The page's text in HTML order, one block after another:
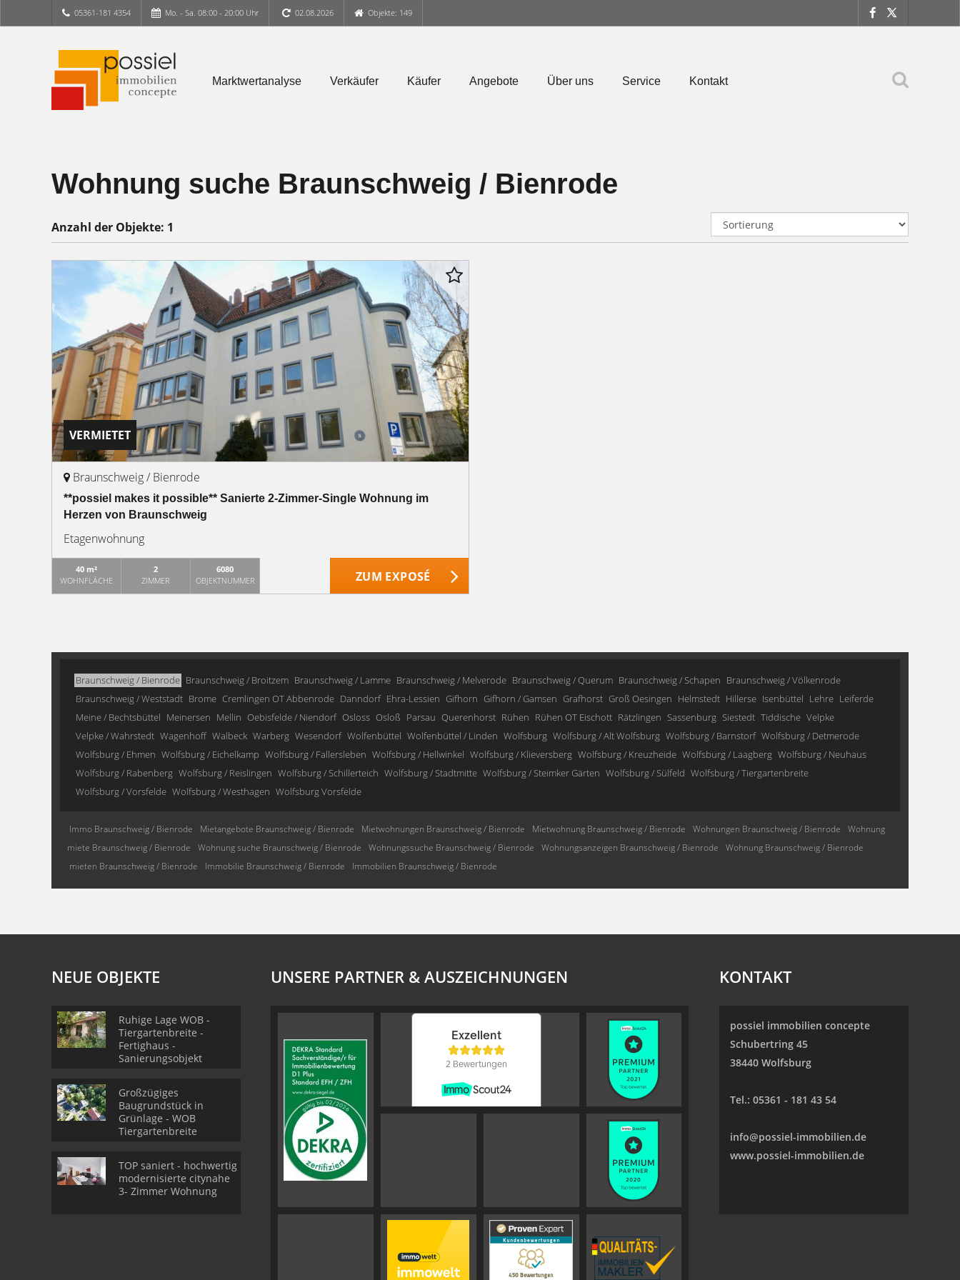
05361-181 4354 Mo. - Sa. 08:00 - 20:00 Uhr 02.08.2026 Objekte: 149
Marktwertanalyse Verkäufer Käufer Angebote Über uns Service Kontakt
Wohnung suche Braunschweig / Bienrode
Anzahl der Objekte: 1
VERMIETET
Braunschweig / Bienrode
**possiel makes it possible** Sanierte 2-Zimmer-Single Wohnung im
Herzen von Braunschweig
Etagenwohnung
40 m²
WOHNFLÄCHE
2
ZIMMER
6080
OBJEKTNUMMER
ZUM EXPOSÉ
Braunschweig / Bienrode Braunschweig / Broitzem Braunschweig / Lamme Braunschweig / Melverode Braunschweig / Querum Braunschweig / Schapen Braunschweig / Völkenrode
Braunschweig / Weststadt Brome Cremlingen OT Abbenrode Danndorf Ehra-Lessien Gifhorn Gifhorn / Gamsen Grafhorst Groß Oesingen Helmstedt Hillerse Isenbüttel Lehre Leiferde
Meine / Bechtsbüttel Meinersen Mellin Oebisfelde / Niendorf Osloss Osloß Parsau Querenhorst Rühen Rühen OT Eischott Rätzlingen Sassenburg Siestedt Tiddische Velpke
Velpke / Wahrstedt Wagenhoff Walbeck Warberg Wesendorf Wolfenbüttel Wolfenbüttel / Linden Wolfsburg Wolfsburg / Alt Wolfsburg Wolfsburg / Barnstorf Wolfsburg / Detmerode
Wolfsburg / Ehmen Wolfsburg / Eichelkamp Wolfsburg / Fallersleben Wolfsburg / Hellwinkel Wolfsburg / Klieversberg Wolfsburg / Kreuzheide Wolfsburg / Laagberg Wolfsburg / Neuhaus
Wolfsburg / Rabenberg Wolfsburg / Reislingen Wolfsburg / Schillerteich Wolfsburg / Stadtmitte Wolfsburg / Steimker Gärten Wolfsburg / Sülfeld Wolfsburg / Tiergartenbreite
Wolfsburg / Vorsfelde Wolfsburg / Westhagen Wolfsburg Vorsfelde
Immo Braunschweig / Bienrode Mietangebote Braunschweig / Bienrode Mietwohnungen Braunschweig / Bienrode Mietwohnung Braunschweig / Bienrode Wohnungen Braunschweig / Bienrode
Wohnung
miete Braunschweig / Bienrode
Wohnung suche Braunschweig / Bienrode Wohnungssuche Braunschweig / Bienrode Wohnungsanzeigen Braunschweig / Bienrode
Wohnung Braunschweig / Bienrode
mieten Braunschweig / Bienrode
Immobilie Braunschweig / Bienrode Immobilien Braunschweig / Bienrode
NEUE OBJEKTE
Ruhige Lage WOB -
Tiergartenbreite -
Fertighaus -
Sanierungsobjekt
Großzügiges
Baugrundstück in
Grünlage - WOB
Tiergartenbreite
TOP saniert - hochwertig
modernisierte citynahe
3- Zimmer Wohnung
UNSERE PARTNER & AUSZEICHNUNGEN KONTAKT
possiel immobilien concepte
Schubertring 45
38440 Wolfsburg
Tel.: 05361 - 181 43 54
info@possiel-immobilien.de
www.possiel-immobilien.de